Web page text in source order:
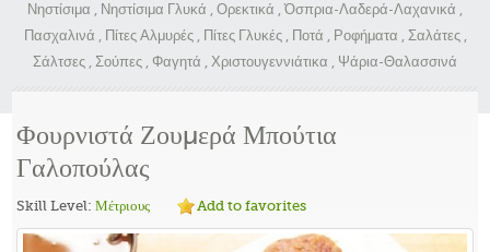
Νηστίσιμα , Νηστίσιμα Γλυκά , Ορεκτικά ,Όσπρια-Λαδερά-Λαχανικά ,
Πασχαλινά , Πίτες Αλμυρές, Πίτες Γλυκές, Ποτά , Ροφήματα , Σαλάτες,
Σάλτσες , Σούπες , Φαγητά , Χριστουγεννιάτικα , Ψάρια-Θαλασσινά
Φουρνιστά Ζουμερά Μπούτια
Γαλοπούλας
Skill Level:Μέτριους Add to favorites